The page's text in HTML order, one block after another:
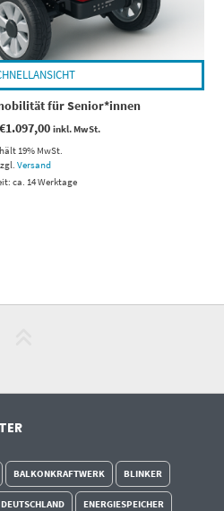
für Senior*innen
€1.097,00Preisspanne:
bis
€1.097,00
inkl. MwSt.
19% MwSt.
Versand
ca. 14 Werktage
BALKONKRAFTWERK BLINKER
DEUTSCHLAND ENERGIESPEICHER